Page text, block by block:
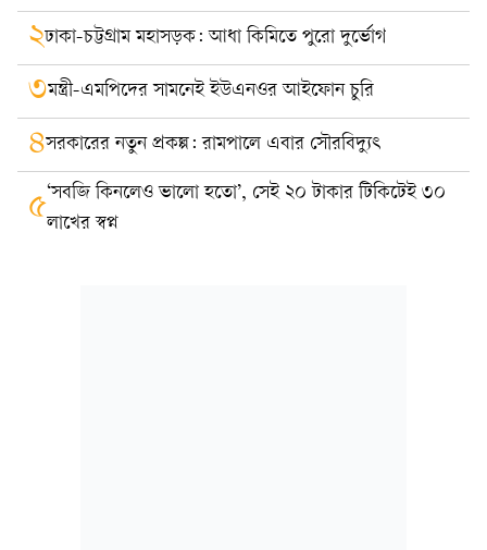
২ঢাকা-চট্টগ্রাম মহাসড়ক: আধা কিমিতে পুরো দুর্ভোগ
৩মন্ত্রী-এমপিদের সামনেই ইউএনওর আইফোন চুরি
৪সরকারের নতুন প্রকল্প: রামপালে এবার সৌরবিদ্যুৎ
৫‘সবজি কিনলেও ভালো হতো’, সেই ২০ টাকার টিকিটেই ৩০
লাখের স্বপ্ন